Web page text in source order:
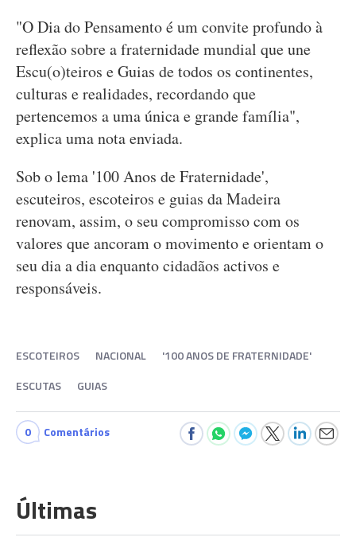
"O Dia do Pensamento é um convite profundo à
reflexão sobre a fraternidade mundial que une
Escu(o)teiros e Guias de todos os continentes,
culturas e realidades, recordando que
pertencemos a uma única e grande família",
explica uma nota enviada.
Sob o lema '100 Anos de Fraternidade',
escuteiros, escoteiros e guias da Madeira
renovam, assim, o seu compromisso com os
valores que ancoram o movimento e orientam o
seu dia a dia enquanto cidadãos activos e
responsáveis.
ESCOTEIROS NACIONAL
'100 ANOS DE FRATERNIDADE'
ESCUTAS
GUIAS
0 Comentários
Últimas